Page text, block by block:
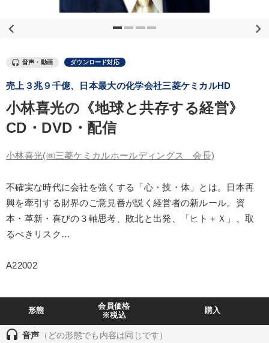
【2026年7月】音声・映像ご案内商品 数字・税務・決算書
【4月】音声・映像
製造業 卸売・小売・飲食業 建設・不動産業
IT・サービス・金融業 コンサルタント 専門家
音声・動画 ダウンロード対応
売上３兆９千億、日本最大の化学会社三菱ケミカルHD
小林喜光の《地球と共存する経営》
CD・DVD・配信
小林喜光(㈱三菱ケミカルホールディングス 会長)
不確実な時代に会社を強くする「心・技・体」とは。日本再
興を牽引する財界のご意見番が説く経営者の新ルール。資
本・革新・喜びの３軸思考、敗北と出発、「ヒト＋Ｘ」、取
るべきリスク…
A22002
形態
会員価格
※税込
購入
headset 音声 （どの形態でも内容は同じです）